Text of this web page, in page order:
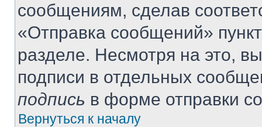
сообщениям, сделав
«Отправка сообщений»
разделе. Несмотря на это,
подписи в отдельных
подпись в форме отправки
Вернуться к началу